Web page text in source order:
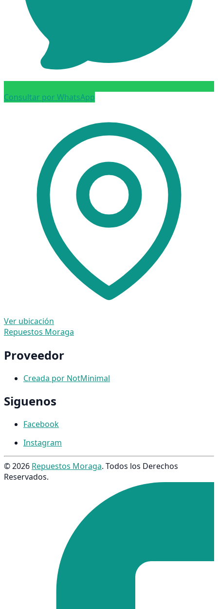
Consultar por WhatsApp
Ver ubicación
Repuestos Moraga
Proveedor
Creada por NotMinimal
Siguenos
Facebook
Instagram
© 2026 Repuestos Moraga. Todos los Derechos
Reservados.